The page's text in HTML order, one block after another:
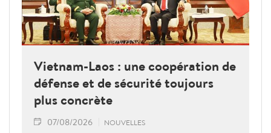
Vietnam-Laos : une coopération de
défense et de sécurité toujours
plus concrète
07/08/2026 NOUVELLES